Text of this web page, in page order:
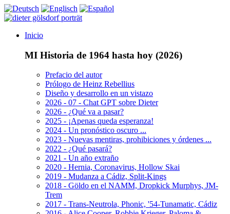
Inicio
MI Historia de 1964 hasta hoy (2026)
Prefacio del autor
Prólogo de Heinz Rebellius
Diseño y desarrollo en un vistazo
2026 - 07 - Chat GPT sobre Dieter
2026 - ¿Qué va a pasar?
2025 - ¡Apenas queda esperanza!
2024 - Un pronóstico oscuro ...
2023 - Nuevas mentiras, prohibiciones y órdenes ...
2022 - ¿Qué pasará?
2021 - Un año extraño
2020 - Hernia, Coronavirus, Hollow Skai
2019 - Mudanza a Cádiz, Split-Kings
2018 - Göldo en el NAMM, Dropkick Murphys, JM-
Trem
2017 - Trans-Neutrola, Phonic, '54-Tunamatic, Cádiz